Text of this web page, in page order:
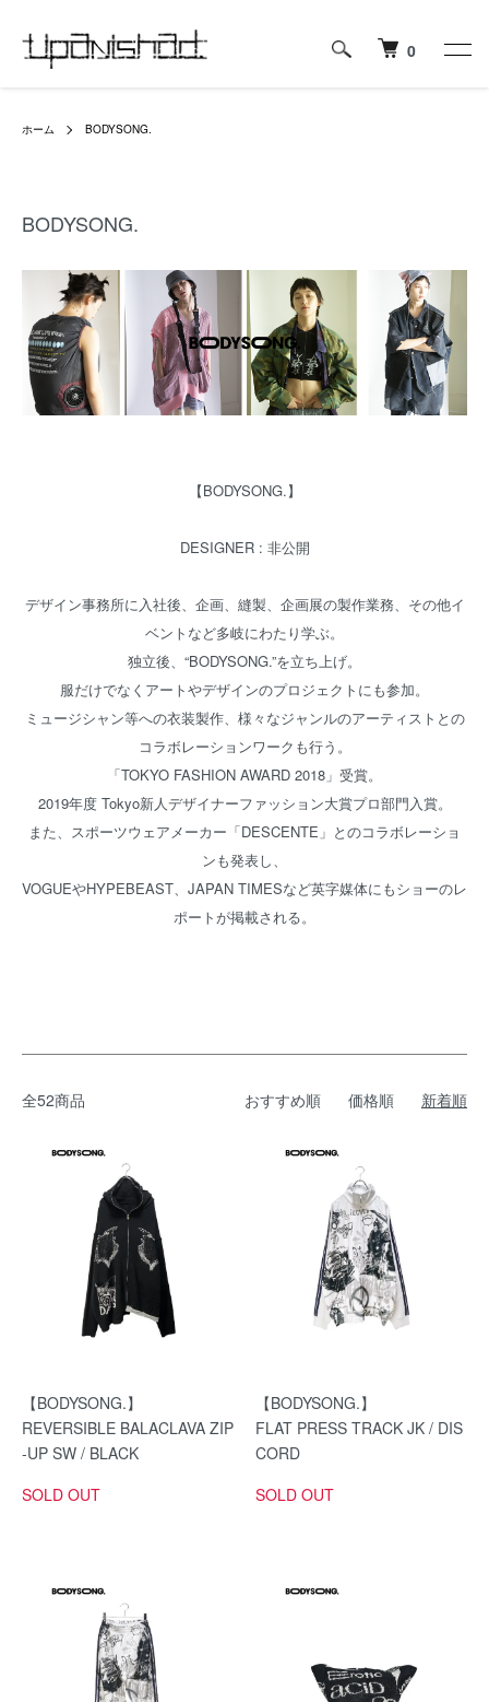
0
ホーム BODYSONG.
BODYSONG.
【BODYSONG.】
DESIGNER : 非公開
デザイン事務所に入社後、企画、縫製、企画展の製作業務、その他イ
ベントなど多岐にわたり学ぶ。
独立後、“BODYSONG.”を立ち上げ。
服だけでなくアートやデザインのプロジェクトにも参加。
ミュージシャン等への衣装製作、様々なジャンルのアーティストとの
コラボレーションワークも行う。
「TOKYO FASHION AWARD 2018」受賞。
2019年度 Tokyo新人デザイナーファッション大賞プロ部門入賞。
また、スポーツウェアメーカー「DESCENTE」とのコラボレーショ
ンも発表し、
VOGUEやHYPEBEAST、JAPAN TIMESなど英字媒体にもショーのレ
ポートが掲載される。
全52商品 おすすめ順 価格順 新着順
【BODYSONG.】
REVERSIBLE BALACLAVA ZIP
-UP SW / BLACK
SOLD OUT
【BODYSONG.】
FLAT PRESS TRACK JK / DIS
CORD
SOLD OUT